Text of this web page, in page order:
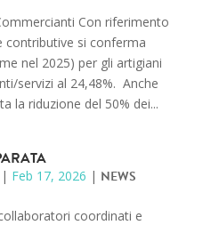
Con riferimento
contributive si conferma
nel 2025) per gli artigiani
servizi al 24,48%. Anche
la riduzione del 50% dei...
| Feb 17, 2026 | NEWS
coordinati e